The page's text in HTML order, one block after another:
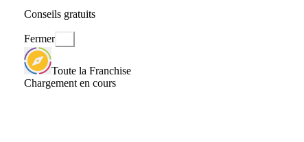
Conseils gratuits
Fermer
Toute la Franchise
Chargement en cours